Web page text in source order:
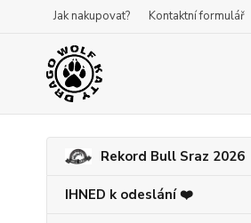
Jak nakupovat? Kontaktní formulář
Rekord Bull Sraz 2026
IHNED k odeslání ❤️